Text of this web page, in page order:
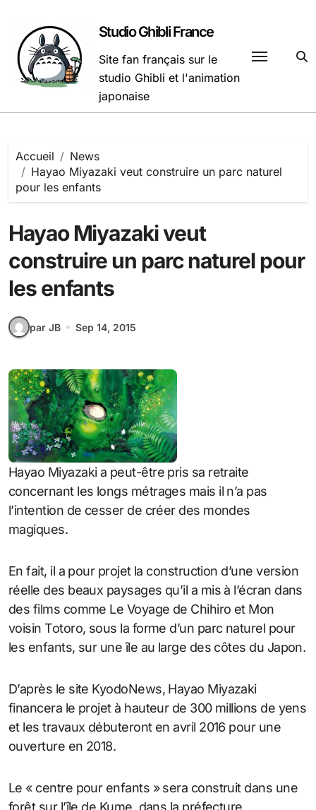
contenu
Studio Ghibli France
Site fan français sur le
studio Ghibli et l'animation
japonaise
Accueil
News
Hayao Miyazaki veut construire un parc naturel
pour les enfants
Hayao Miyazaki veut
construire un parc naturel pour
les enfants
par JB Sep 14, 2015
Hayao Miyazaki a peut-être pris sa retraite
concernant les longs métrages mais il n’a pas
l’intention de cesser de créer des mondes
magiques.
En fait, il a pour projet la construction d’une version
réelle des beaux paysages qu’il a mis à l’écran dans
des films comme Le Voyage de Chihiro et Mon
voisin Totoro, sous la forme d’un parc naturel pour
les enfants, sur une île au large des côtes du Japon.
D’après le site KyodoNews, Hayao Miyazaki
financera le projet à hauteur de 300 millions de yens
et les travaux débuteront en avril 2016 pour une
ouverture en 2018.
Le « centre pour enfants » sera construit dans une
forêt sur l’île de Kume, dans la préfecture